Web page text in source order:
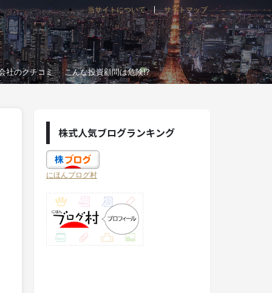
当サイトについて サイトマップ
社のクチコミ こんな投資顧問は危険!?
株式人気ブログランキング
にほんブログ村